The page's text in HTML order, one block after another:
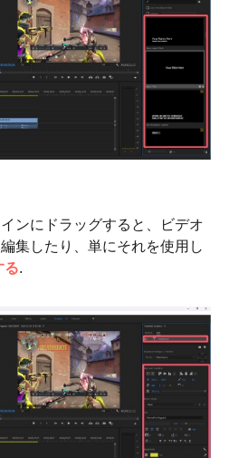
ンにドラッグすると、ビデオ
集したり、単にそれを使用し
る.